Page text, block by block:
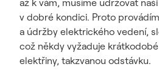
až k vám, musíme udržovat
v dobré kondici. Proto
a údržby elektrického vedení,
což někdy vyžaduje
elektřiny, takzvanou odstávku.